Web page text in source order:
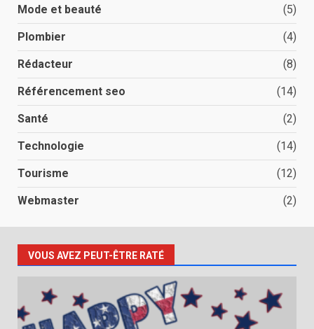
Mode et beauté (5)
Plombier (4)
Rédacteur (8)
Référencement seo (14)
Santé (2)
Technologie (14)
Tourisme (12)
Webmaster (2)
VOUS AVEZ PEUT-ÊTRE RATÉ